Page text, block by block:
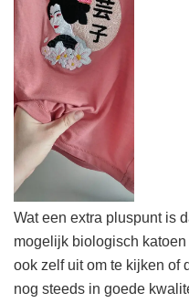
Wat een extra pluspunt is
mogelijk biologisch
ook zelf uit om te kijken of
nog steeds in goede